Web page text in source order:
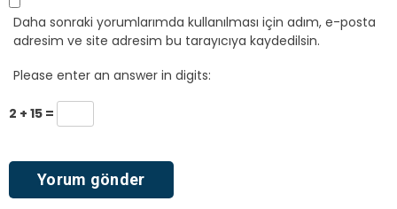
Daha sonraki yorumlarımda kullanılması için adım, e-posta
adresim ve site adresim bu tarayıcıya kaydedilsin.
Please enter an answer in digits:
2 + 15 =